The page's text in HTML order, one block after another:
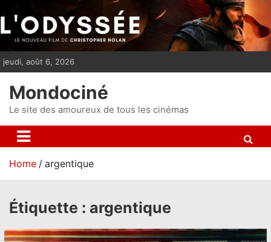
i
p
t
n
t
jeudi, août 6, 2026
Mondociné
Le site des amoureux de tous les cinémas
Home argentique
Étiquette : argentique